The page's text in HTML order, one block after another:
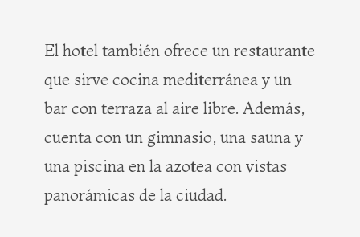
El hotel también ofrece un restaurante
que sirve cocina mediterránea y un
bar con terraza al aire libre. Además,
cuenta con un gimnasio, una sauna y
una piscina en la azotea con vistas
panorámicas de la ciudad.